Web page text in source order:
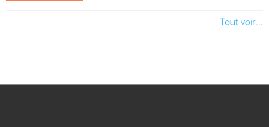
Tout voir...